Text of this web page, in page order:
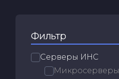
Фильтр
Серверы ИНС
Микросерверы